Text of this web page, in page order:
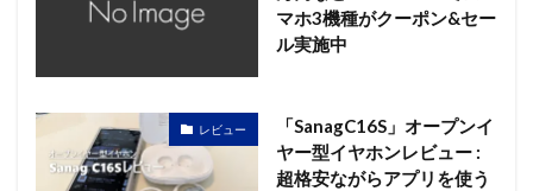
マホ3機種がクーポン&セー
ル実施中
レビュー
「SanagC16S」オープンイ
ヤー型イヤホンレビュー :
超格安ながらアプリを使う